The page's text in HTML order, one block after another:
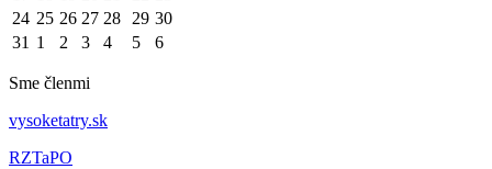
24 25 26 27 28 29 30
31 1 2 3 4 5 6
Sme členmi
vysoketatry.sk
RZTaPO